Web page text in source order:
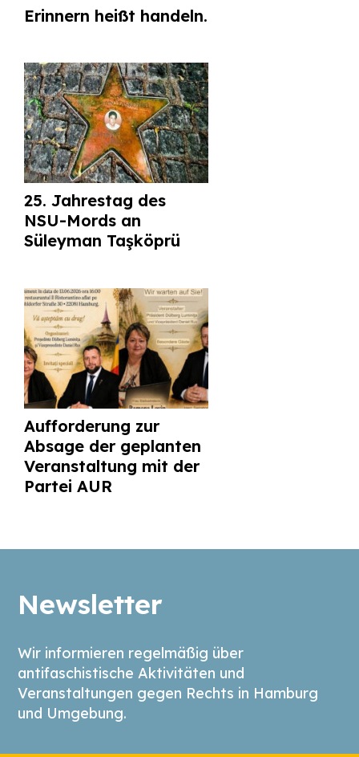
Erinnern heißt handeln.
25. Jahrestag des
NSU-Mords an
Süleyman Taşköprü
Aufforderung zur
Absage der geplanten
Veranstaltung mit der
Partei AUR
Newsletter
Wir informieren regelmäßig über
antifaschistische Aktivitäten und
Veranstaltungen gegen Rechts in Hamburg
und Umgebung.